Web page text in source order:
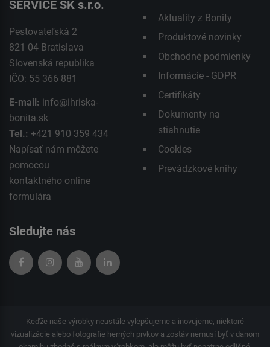
SERVICE SK s.r.o.
Pestovateľská 2
821 04 Bratislava
Slovenská republika
IČO: 55 366 881
E-mail: info@ihriska-
bonita.sk
Tel.: +421 910 359 434
Napísať nám môžete
pomocou
kontaktného online
formulára
Aktuality z Bonity
Produktové novinky
Obchodné podmienky
Informácie - GDPR
Certifikáty
Dokumenty na
stiahnutie
Cookies
Prevádzkové knihy
Sledujte nás
Keďže naše výrobky neustále vylepšujeme a inovujeme, niektoré
vizualizácie alebo fotografie herných prvkov a zostáv nemusí byť v danom